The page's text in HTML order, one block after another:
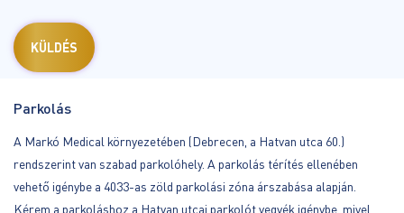
Parkolás
A Markó Medical környezetében (Debrecen, a Hatvan utca 60.)
rendszerint van szabad parkolóhely. A parkolás térítés ellenében
vehető igénybe a 4033-as zöld parkolási zóna árszabása alapján.
Kérem a parkoláshoz a Hatvan utcai parkolót vegyék igénybe, mivel